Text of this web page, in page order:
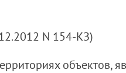
N 154-КЗ)
объектов,